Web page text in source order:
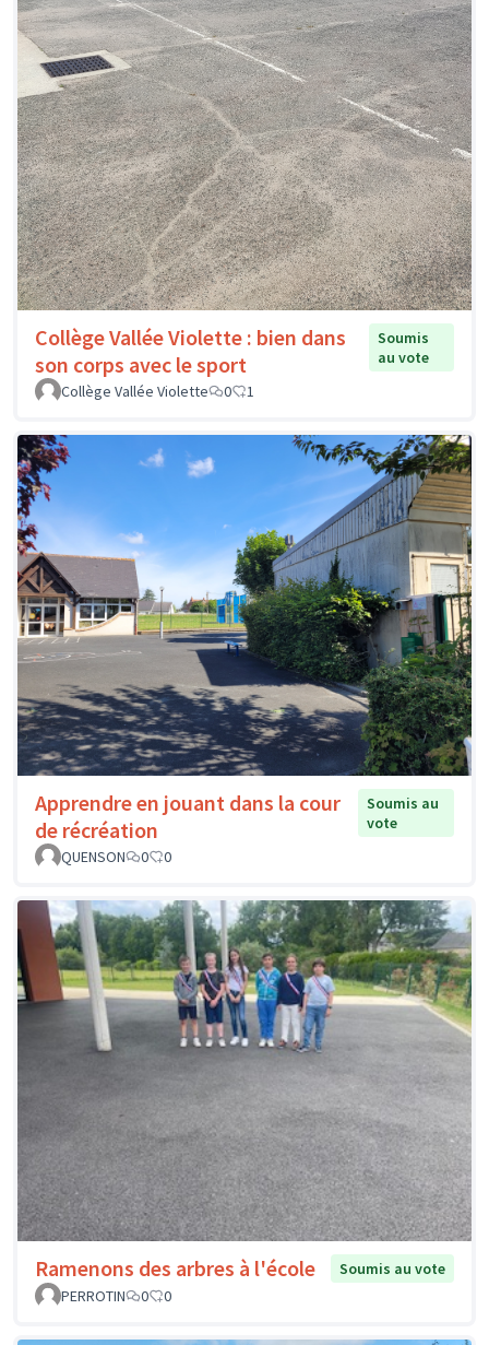
Collège Vallée Violette : bien dans
son corps avec le sport
Soumis
au vote
Collège Vallée Violette
0 1
Apprendre en jouant dans la cour
de récréation
Soumis au
vote
QUENSON
0 0
Ramenons des arbres à l'école
Soumis au vote
PERROTIN
0 0